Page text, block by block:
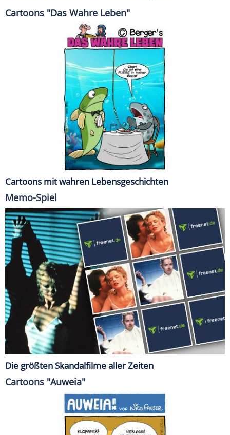
Cartoons "Das Wahre Leben"
Cartoons mit wahren Lebensgeschichten
Memo-Spiel
Die größten Skandalfilme aller Zeiten
Cartoons "Auweia"